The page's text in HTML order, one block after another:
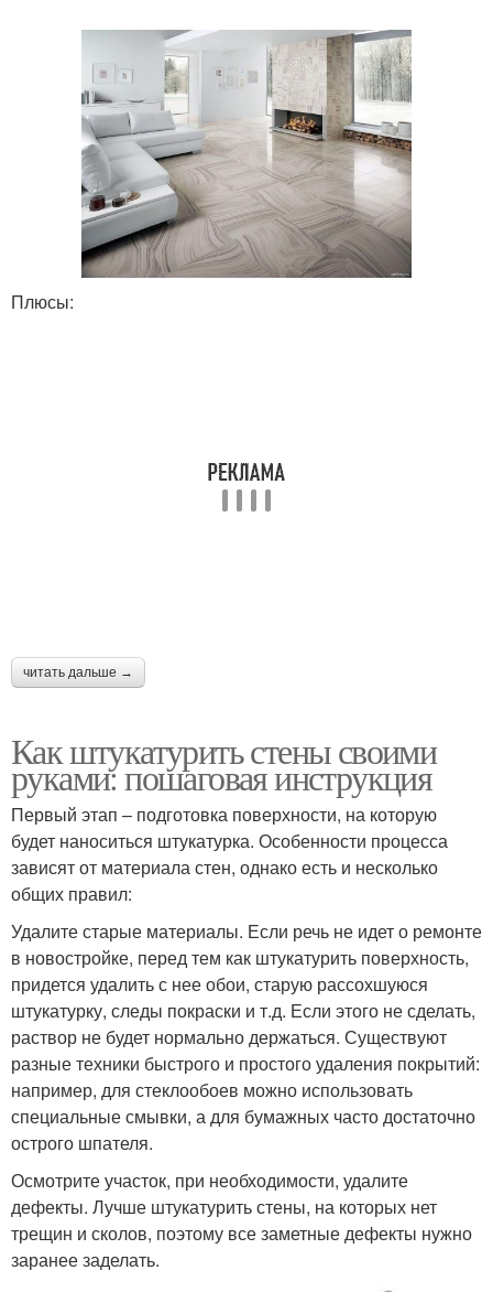
Плюсы:
читать дальше →
Как штукатурить стены своими
руками: пошаговая инструкция
Первый этап – подготовка поверхности, на которую
будет наноситься штукатурка. Особенности процесса
зависят от материала стен, однако есть и несколько
общих правил:
Удалите старые материалы. Если речь не идет о ремонте
в новостройке, перед тем как штукатурить поверхность,
придется удалить с нее обои, старую рассохшуюся
штукатурку, следы покраски и т.д. Если этого не сделать,
раствор не будет нормально держаться. Существуют
разные техники быстрого и простого удаления покрытий:
например, для стеклообоев можно использовать
специальные смывки, а для бумажных часто достаточно
острого шпателя.
Осмотрите участок, при необходимости, удалите
дефекты. Лучше штукатурить стены, на которых нет
трещин и сколов, поэтому все заметные дефекты нужно
заранее заделать.